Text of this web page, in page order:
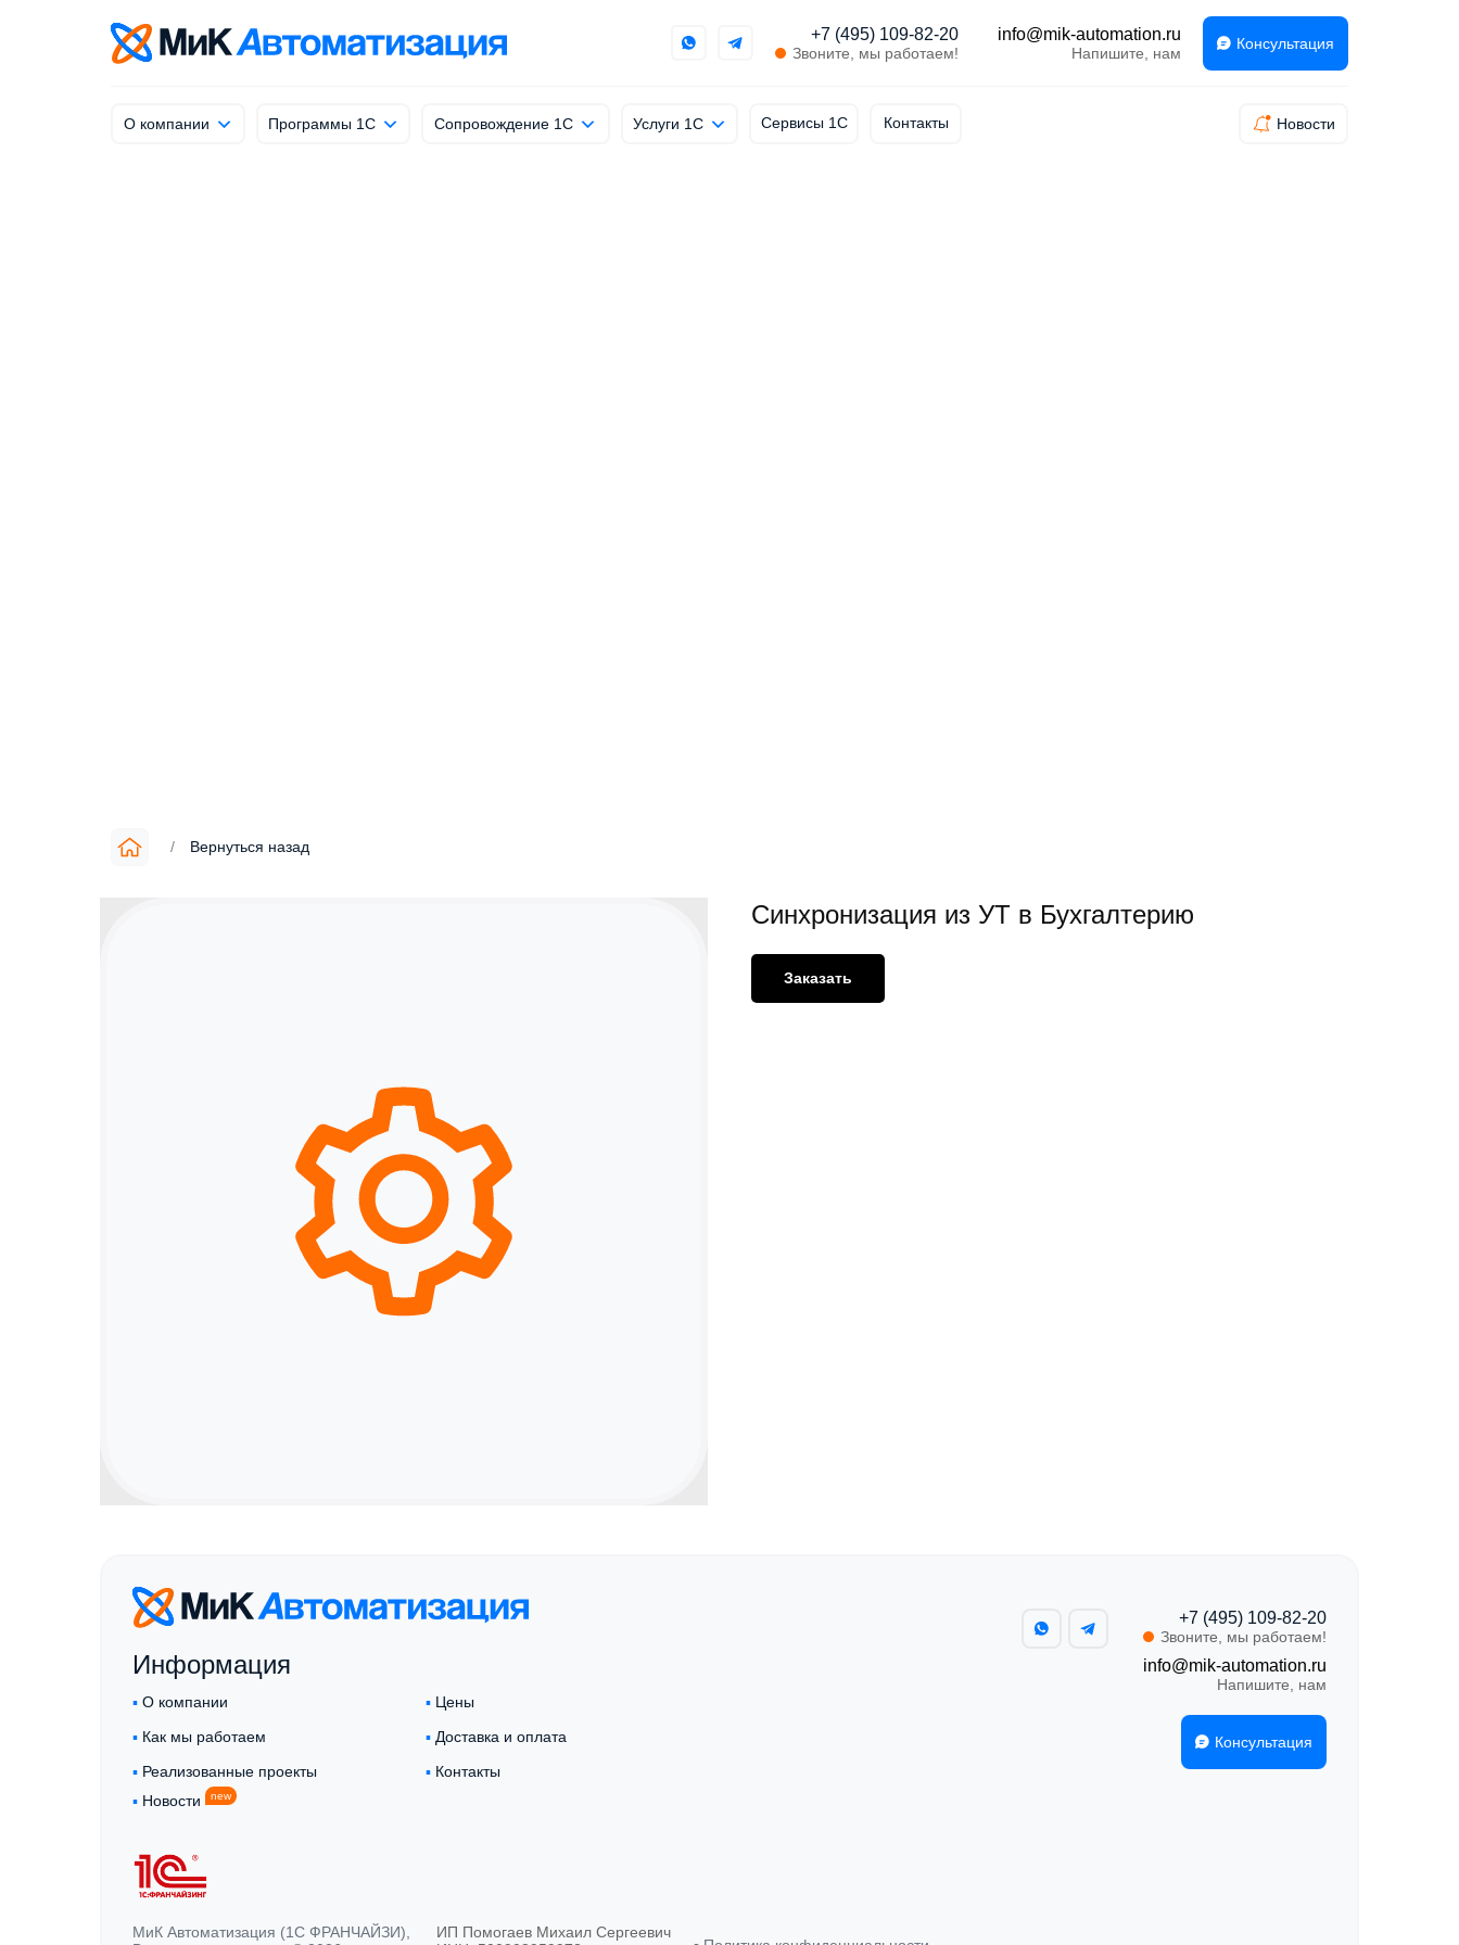
Консультация
+7 (495) 109-82-20
Звоните, мы работаем!
info@mik-automation.ru
Напишите, нам
О компании Программы 1С Сопровождение 1С Услуги 1С Сервисы 1С Контакты Новости
info@mik-automation.ru
Напишите, нам
/ Вернуться назад
Синхронизация из УТ в Бухгалтерию
Заказать
Консультация
+7 (495) 109-82-20
Звоните, мы работаем!
info@mik-automation.ru
Напишите, нам
Информация
▪︎ О компании
▪︎ Как мы работаем
▪︎ Новости new
▪︎ Цены
▪︎ Доставка и оплата
▪︎ Реализованные проекты
ИП Помогаев Михаил Сергеевич
МиК Автоматизация (1С ФРАНЧАЙЗИ),
▪︎ Контакты